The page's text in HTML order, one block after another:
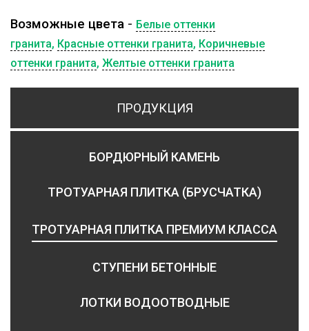
ПРОДУКЦИЯ
БОРДЮРНЫЙ КАМЕНЬ
ТРОТУАРНАЯ ПЛИТКА (БРУСЧАТКА)
ТРОТУАРНАЯ ПЛИТКА ПРЕМИУМ КЛАССА
СТУПЕНИ БЕТОННЫЕ
ЛОТКИ ВОДООТВОДНЫЕ
Возможные цвета - Белые оттенки
гранита, Красные оттенки гранита, Коричневые
оттенки гранита, Желтые оттенки гранита